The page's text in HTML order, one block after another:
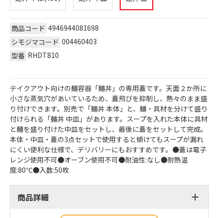
商品コード 4946944081698
シモジマコード 004460403
型番 RHDT810
テイクアウト向けの麺容器「麺丼」の専用蓋です。天面２か所に
小さな蒸気穴があいているため、蓋飛びを抑制し、熱々のまま盛
り付けできます。別売で「麺丼 本体」と、麺・具材を分けて盛り
付けられる「麺丼 中皿」があります。スープを入れた本体に具材
と麺を盛り付けた中皿をセットし、最後に蓋をセットして完成。
本体・中皿・蓋の3点セットで使用すると傾けてもスープが漏れ
にくい便利な仕様で、デリバリーにもおすすめです。●蓋は電子
レンジ使用不可●オーブン使用不可●耐油性:なし●耐熱温
度:80℃●入数:50枚
商品詳細